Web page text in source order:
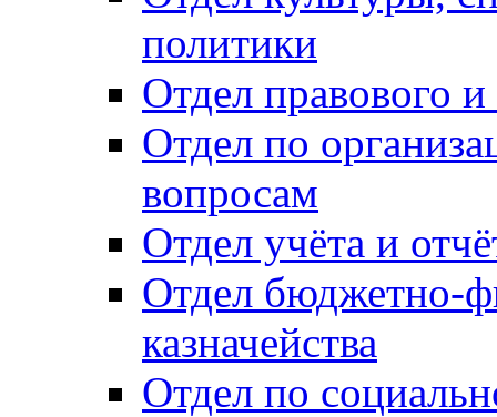
политики
Отдел правового
Отдел по
вопросам
Отдел учёта и
Отдел бюджетно-
казначейства
Отдел по